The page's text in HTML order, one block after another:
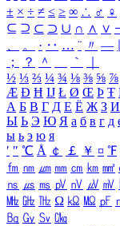
± × ÷ ≠ ≤ ≥ ∞ ∴ ♂ ♀
⊆ ⊇ ⊂ ⊃ ∪ ∩ ∧ ∨
、
。 · ‥ … ¨ 〃 ―
；
？ ＾ ｀
½ ⅓ ⅔ ¼ ¾ ⅛ ⅜ ⅝ ⅞
Æ Ð Ħ Ĳ Ł Ø Œ Þ Ŧ
А Б В Г Д Е Ё Ж З И
Ы Ь Э Ю Я а б в г д
ы ь э ю я
′ ″ ℃ Å ￠ ￡ ￥ ¤ ℉
㎙ ㎚ ㎛ ㎜ ㎝ ㎞ ㎟
㎱ ㎲ ㎳ ㎴ ㎵ ㎶ ㎷
㎒ ㎓ ㎔ Ω ㏀ ㏁ ㎊
㏃ ㏉ ㏜ ㏆